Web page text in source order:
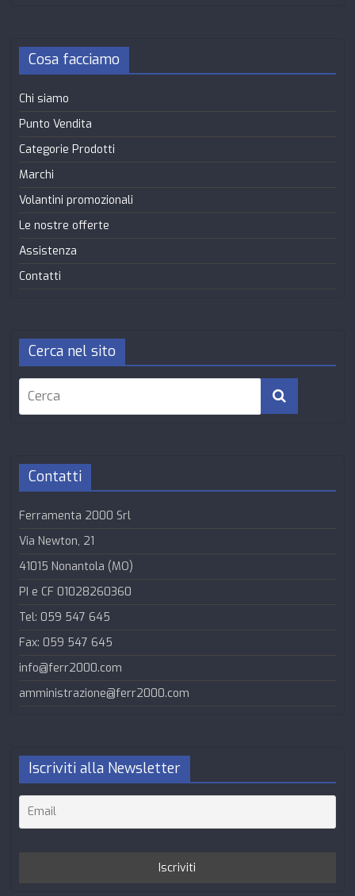
Cosa facciamo
Chi siamo
Punto Vendita
Categorie Prodotti
Marchi
Volantini promozionali
Le nostre offerte
Assistenza
Contatti
Cerca nel sito
Contatti
Ferramenta 2000 Srl
Via Newton, 21
41015 Nonantola (MO)
PI e CF 01028260360
Tel: 059 547 645
Fax: 059 547 645
info@ferr2000.com
amministrazione@ferr2000.com
Iscriviti alla Newsletter